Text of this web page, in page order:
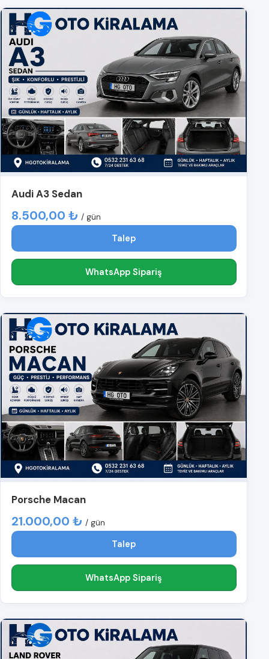
Audi A3 Sedan
8.500,00 ₺ / gün
Talep
WhatsApp Sipariş
Porsche Macan
21.000,00 ₺ / gün
Talep
WhatsApp Sipariş